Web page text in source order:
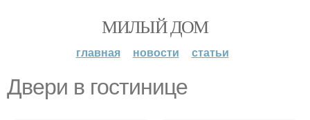
МИЛЫЙ ДОМ
главная новости статьи
Двери в гостинице